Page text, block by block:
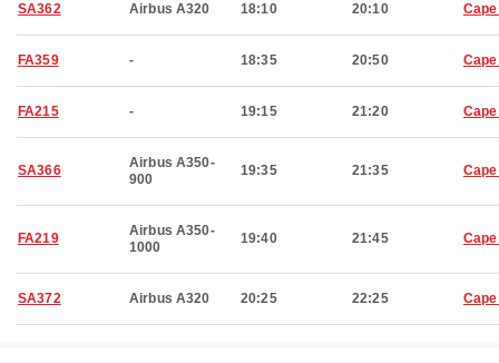
SA362 Airbus A320 18:10 20:10
FA359 - 18:35 20:50
FA215 - 19:15 21:20
SA366
Airbus A350-
900
19:35 21:35
FA219
Airbus A350-
1000
19:40 21:45
SA372 Airbus A320 20:25 22:25